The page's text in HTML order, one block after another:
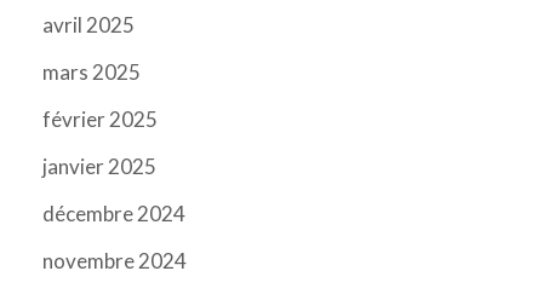
avril 2025
mars 2025
février 2025
janvier 2025
décembre 2024
novembre 2024